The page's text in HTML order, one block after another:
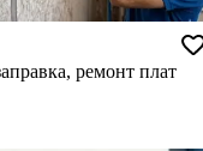
ремонт плат